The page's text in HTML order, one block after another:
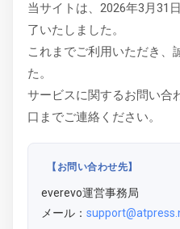
当サイトは、2026年3月31
了いたしました。
これまでご利用いただき、
た。
サービスに関するお問い合
口までご連絡ください。
【お問い合わせ先】
everevo運営事務局
メール：